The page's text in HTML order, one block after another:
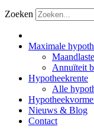
Zoeken
Maximale
Annuïteit
Hypotheekrente
Alle
Nieuws & Blog
Contact